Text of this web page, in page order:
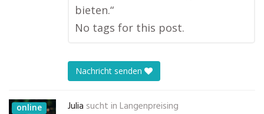
bieten.“
No tags for this post.
Nachricht senden
online Julia sucht in Langenpreising